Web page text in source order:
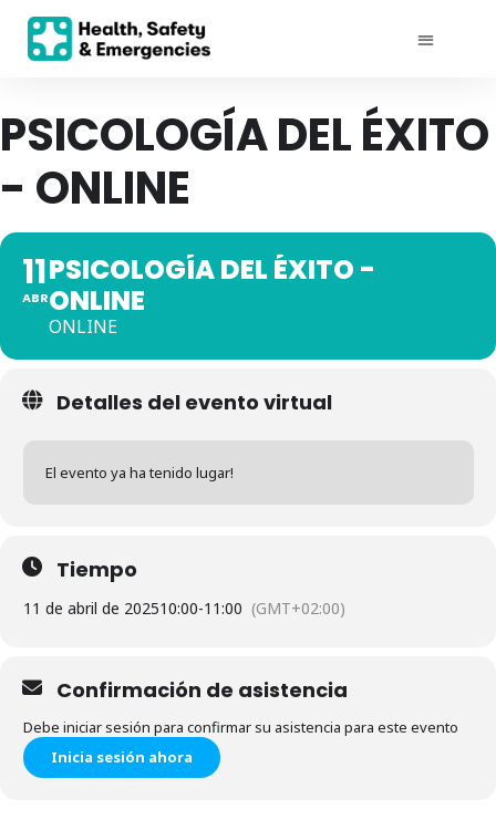
PSICOLOGÍA DEL ÉXITO
- ONLINE
11
ABR
PSICOLOGÍA DEL ÉXITO -
ONLINE
ONLINE
Detalles del evento virtual
El evento ya ha tenido lugar!
Tiempo
11 de abril de 202510:00-11:00 (GMT+02:00)
Confirmación de asistencia
Debe iniciar sesión para confirmar su asistencia para este evento
Inicia sesión ahora